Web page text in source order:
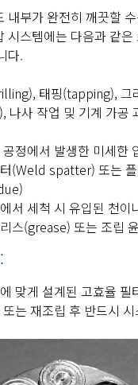
내부가 완전히 깨끗할
시스템에는 다음과 같은
다.
태핑(tapping), 그
나사 작업 및 기계 가공
정에서 발생한 미세한
(Weld spatter) 또는
서 세척 시 유입된 천이
스(grease) 또는 조립
맞게 설계된 고효율 필
는 재조립 후 반드시